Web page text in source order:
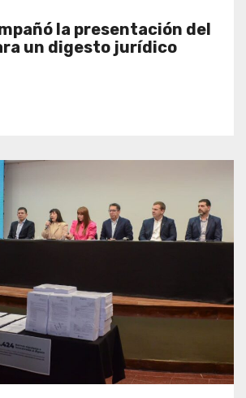
la presentación del
un digesto jurídico